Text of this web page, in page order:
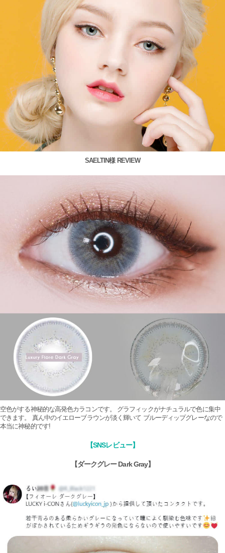
SAELTIN様 REVIEW
空色がする神秘的な高発色カラコンです。 グラフィックがナチュラルで色に集中
できます。 真ん中のイエローブラウンが淡く輝いて ブルーディップグレーなので
本当に神秘的です!
【SNSレビュー】
【ダークグレー Dark Gray】